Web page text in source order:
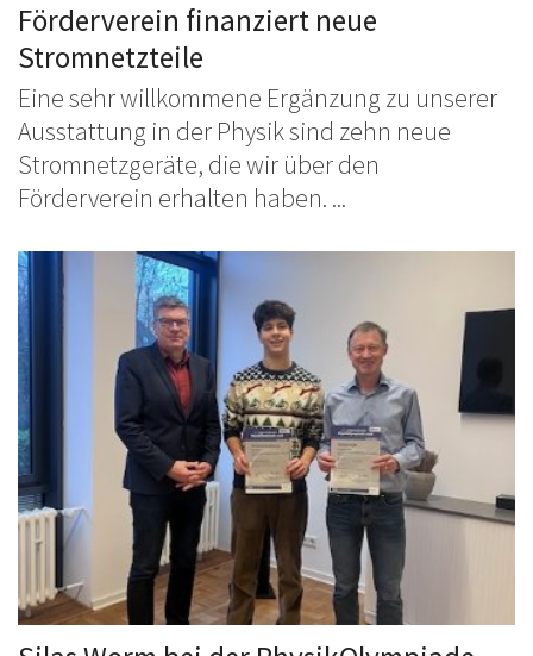
Förderverein finanziert neue
Stromnetzteile
Eine sehr willkommene Ergänzung zu unserer
Ausstattung in der Physik sind zehn neue
Stromnetzgeräte, die wir über den
Förderverein erhalten haben. ...